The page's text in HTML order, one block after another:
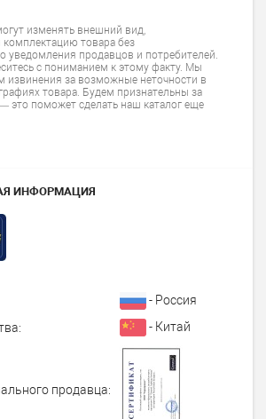
изменять внешний вид,
комплектацию товара без
уведомления продавцов и потребителей.
с пониманием к этому факту. Мы
извинения за возможные неточности в
товара. Будем признательны за
это поможет сделать наш каталог еще
ИНФОРМАЦИЯ
- Россия
- Китай
продавца: